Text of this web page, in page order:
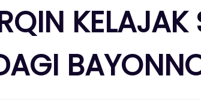
KELAJAK